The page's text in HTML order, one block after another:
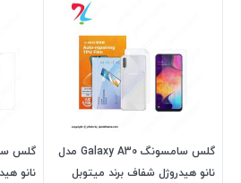
گلس سامسونگ Galaxy A30 مدل
نانو هیدروژل شفاف برند میتوبل
نانو